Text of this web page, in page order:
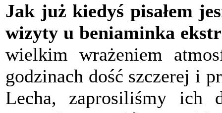
Jak już kiedyś pisałem
wizyty u beniaminka
wielkim wrażeniem
godzinach dość szczerej i
Lecha, zaprosiliśmy ich